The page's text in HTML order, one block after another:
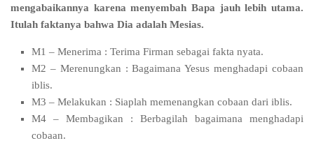
mengabaikannya karena menyembah Bapa jauh lebih utama.
Itulah faktanya bahwa Dia adalah Mesias.
M1 – Menerima : Terima Firman sebagai fakta nyata.
M2 – Merenungkan : Bagaimana Yesus menghadapi cobaan
iblis.
M3 – Melakukan : Siaplah memenangkan cobaan dari iblis.
M4 – Membagikan : Berbagilah bagaimana menghadapi
cobaan.